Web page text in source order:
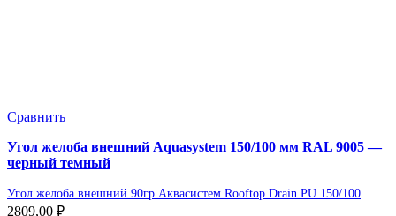
Сравнить
Угол желоба внешний Aquasystem 150/100 мм RAL 9005 —
черный темный
Угол желоба внешний 90гр Аквасистем Rooftop Drain PU 150/100
2809,00 ₽